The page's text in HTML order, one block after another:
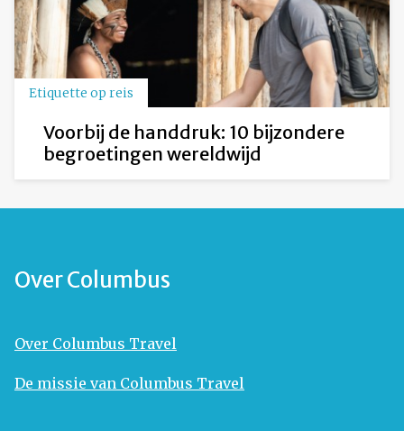
Etiquette op reis
Voorbij de handdruk: 10 bijzondere
begroetingen wereldwijd
Over Columbus
Over Columbus Travel
De missie van Columbus Travel